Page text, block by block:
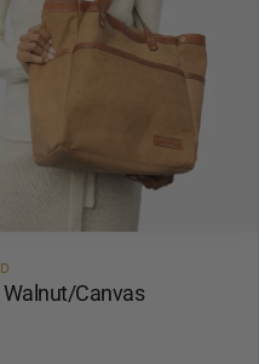
Walnut/Canvas